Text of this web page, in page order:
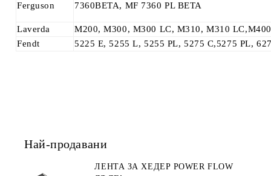
Ferguson
7360BETA, MF 7360 PL BETA
Laverda
M200, M300, M300 LC, M310, M310
Fendt
5225 E, 5255 L, 5255 PL, 5275 C,5275 PL,
Най-продавани
ЛЕНТА ЗА ХЕДЕР POWER FLOW